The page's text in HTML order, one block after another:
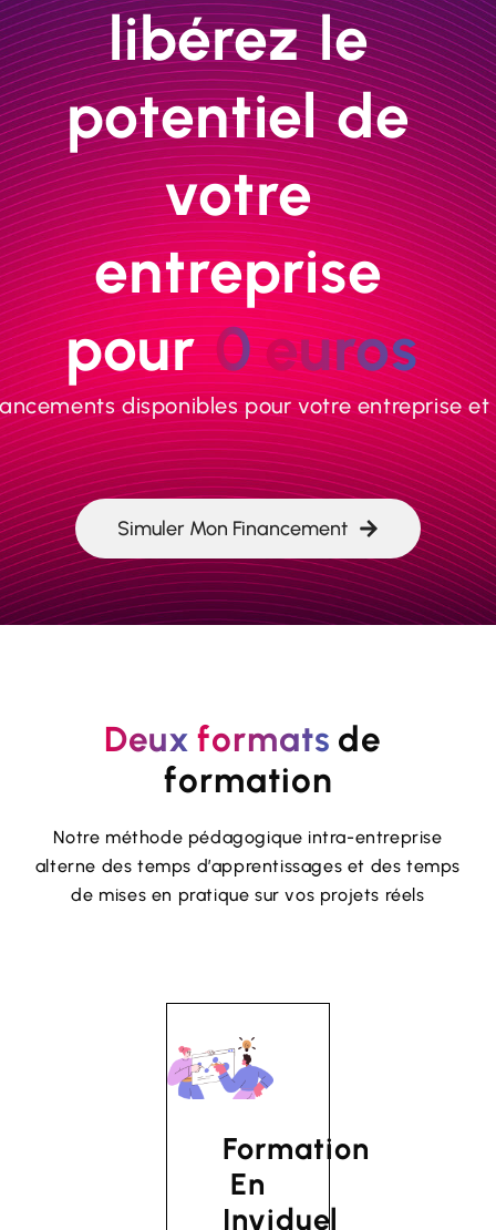
libérez le
potentiel de
votre
entreprise
pour 0euros
disponibles pour votre entreprise
Simuler Mon Financement
Deux formats de
formation
Notre méthode pédagogique intra-entreprise
alterne des temps d’apprentissages et des temps
de mises en pratique sur vos projets réels
Formation
En
Inviduel